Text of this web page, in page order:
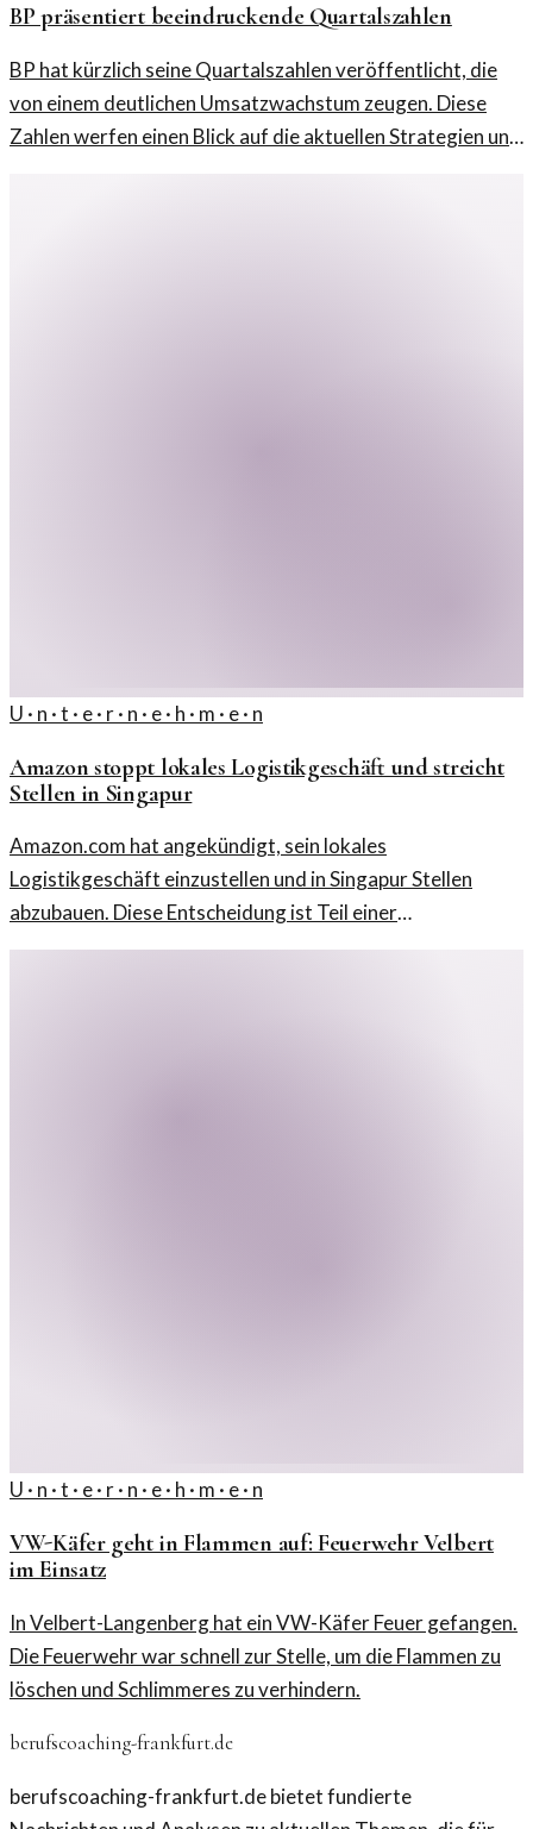
BP präsentiert beeindruckende Quartalszahlen
BP hat kürzlich seine Quartalszahlen veröffentlicht, die
von einem deutlichen Umsatzwachstum zeugen. Diese
Zahlen werfen einen Blick auf die aktuellen Strategien und
U · n · t · e · r · n · e · h · m · e · n
Amazon stoppt lokales Logistikgeschäft und streicht
Stellen in Singapur
Amazon.com hat angekündigt, sein lokales
Logistikgeschäft einzustellen und in Singapur Stellen
abzubauen. Diese Entscheidung ist Teil einer
umfassenderen Umstrukturierung.
U · n · t · e · r · n · e · h · m · e · n
VW-Käfer geht in Flammen auf: Feuerwehr Velbert
im Einsatz
In Velbert-Langenberg hat ein VW-Käfer Feuer gefangen.
Die Feuerwehr war schnell zur Stelle, um die Flammen zu
löschen und Schlimmeres zu verhindern.
berufscoaching-frankfurt.de
berufscoaching-frankfurt.de bietet fundierte